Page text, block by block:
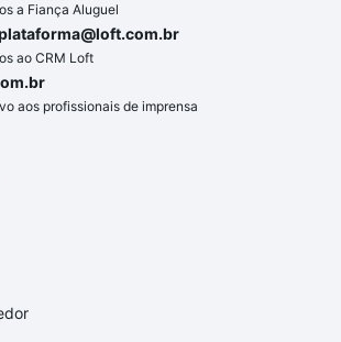
a Fiança Aluguel
ao CRM Loft
aos profissionais de imprensa